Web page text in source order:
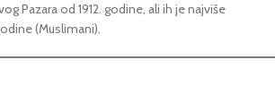
Pazara od 1912. godine, ali ih je najviše
(Muslimani).